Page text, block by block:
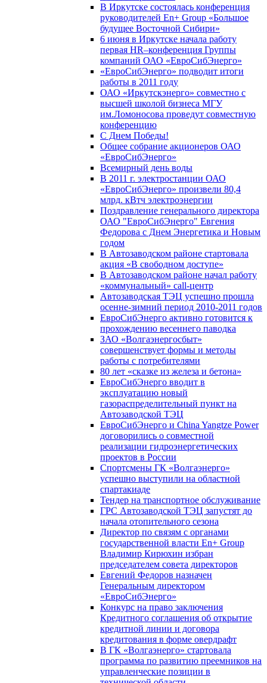
В Иркутске состоялась конференция
руководителей En+ Group «Большое
будущее Восточной Сибири»
6 июня в Иркутске начала работу
первая HR–конференция Группы
компаний ОАО «ЕвроСибЭнерго»
«ЕвроСибЭнерго» подводит итоги
работы в 2011 году
ОАО «Иркутскэнерго» совместно с
высшей школой бизнеса МГУ
им.Ломоносова проведут совместную
конференцию
С Днем Победы!
Общее собрание акционеров ОАО
«ЕвроСибЭнерго»
Всемирный день воды
В 2011 г. электростанции ОАО
«ЕвроСибЭнерго» произвели 80,4
млрд. кВтч электроэнергии
Поздравление генерального директора
ОАО "ЕвроСибЭнерго" Евгения
Федорова с Днем Энергетика и Новым
годом
В Автозаводском районе стартовала
акция «В свободном доступе»
В Автозаводском районе начал работу
«коммунальный» call-центр
Автозаводская ТЭЦ успешно прошла
осенне-зимний период 2010-2011 годов
ЕвроСибЭнерго активно готовится к
прохождению весеннего паводка
ЗАО «Волгаэнергосбыт»
совершенствует формы и методы
работы с потребителями
80 лет «сказке из железа и бетона»
ЕвроСибЭнерго вводит в
эксплуатацию новый
газораспределительный пункт на
Автозаводской ТЭЦ
ЕвроСибЭнерго и China Yangtze Power
договорились о совместной
реализации гидроэнергетических
проектов в России
Спортсмены ГК «Волгаэнерго»
успешно выступили на областной
спартакиаде
Тендер на транспортное обслуживание
ГРС Автозаводской ТЭЦ запустят до
начала отопительного сезона
Директор по связям с органами
государственной власти En+ Group
Владимир Кирюхин избран
председателем совета директоров
Евгений Федоров назначен
Генеральным директором
«ЕвроСибЭнерго»
Конкурс на право заключения
Кредитного соглашения об открытие
кредитной линии и договора
кредитования в форме овердрафт
В ГК «Волгаэнерго» стартовала
программа по развитию преемников на
управленческие позиции в